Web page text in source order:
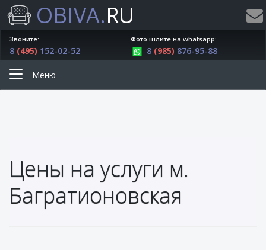
OBIVA.RU
Звоните:
8 (495) 152-02-52
Фото шлите на whatsapp:
8 (985) 876-95-88
Меню
Цены на услуги м.
Багратионовская